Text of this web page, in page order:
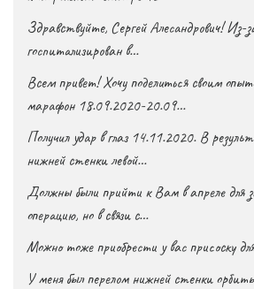
Здравствуйте, Сергей Алесандрович! Из-
госпитализирован в…
Всем привет! Хочу поделиться своим
марафон 18.09.2020-20.09…
Получил удар в глаз 14.11.2020. В
нижней стенки левой…
Должны были прийти к Вам в апреле для
операцию, но в связи с…
Можно тоже приобрести у вас присоску
У меня был перелом нижней стенки